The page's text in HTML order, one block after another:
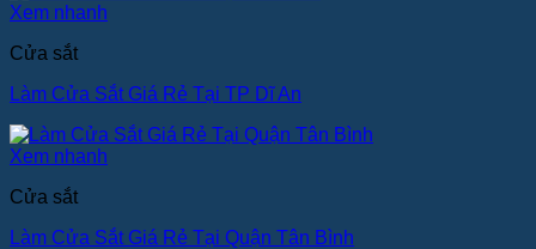
Xem nhanh
Cửa sắt
Làm Cửa Sắt Giá Rẻ Tại TP Dĩ An
Xem nhanh
Cửa sắt
Làm Cửa Sắt Giá Rẻ Tại Quận Tân Bình